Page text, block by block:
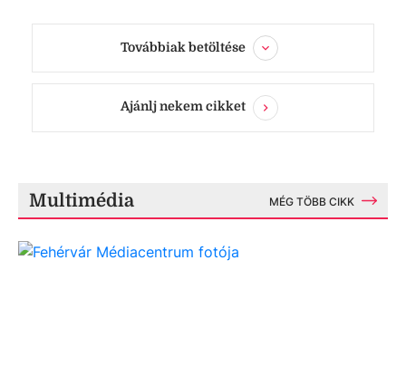
Továbbiak betöltése
Ajánlj nekem cikket
Multimédia MÉG TÖBB CIKK